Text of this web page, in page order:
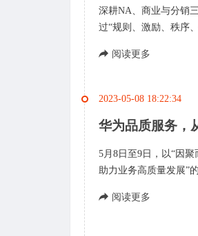
深耕NA、商业与分销
过“规则、激励、秩序
阅读更多
2023-05-08 18:22:34
华为品质服务，
5月8日至9日，以“因
助力业务高质量发展”
阅读更多